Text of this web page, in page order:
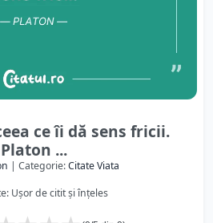
ce îi dă sens fricii.
Platon ...
| Categorie:Citate Viata
Ușor de citit și înțeles